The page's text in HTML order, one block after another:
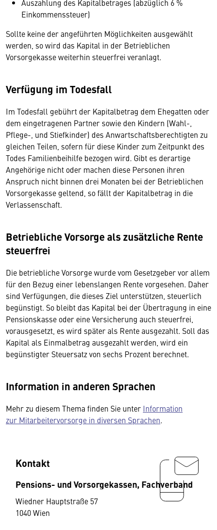
Auszahlung des Kapitalbetrages (abzüglich 6 %
Einkommenssteuer)
​Sollte keine der angeführten Möglichkeiten ausgewählt
werden, so wird das Kapital in der Betrieblichen
Vorsorgekasse weiterhin steuerfrei veranlagt.
Verfügung im Todesfall
Im Todesfall gebührt der Kapitalbetrag dem Ehegatten oder
dem eingetragenen Partner sowie den Kindern (Wahl-,
Pflege-, und Stiefkinder) des Anwartschaftsberechtigten zu
gleichen Teilen, sofern für diese Kinder zum Zeitpunkt des
Todes Familienbeihilfe bezogen wird. Gibt es derartige
Angehörige nicht oder machen diese Personen ihren
Anspruch nicht binnen drei Monaten bei der Betrieblichen
Vorsorgekasse geltend, so fällt der Kapitalbetrag in die
Verlassenschaft.
Betriebliche Vorsorge als zusätzliche Rente
steuerfrei
Die betriebliche Vorsorge wurde vom Gesetzgeber vor allem
für den Bezug einer lebenslangen Rente vorgesehen. Daher
sind Verfügungen, die dieses Ziel unterstützen, steuerlich
begünstigt. So bleibt das Kapital bei der Übertragung in eine
Pensionskasse oder eine Versicherung auch steuerfrei,
vorausgesetzt, es wird später als Rente ausgezahlt. Soll das
Kapital als Einmalbetrag ausgezahlt werden, wird ein
begünstigter Steuersatz von sechs Prozent berechnet.
Information in anderen Sprachen
Mehr zu diesem Thema finden Sie unter Information
zur Mitarbeitervorsorge in diversen Sprachen.
Kontakt
Pensions- und Vorsorgekassen, Fachverband
Wiedner Hauptstraße 57
1040 Wien